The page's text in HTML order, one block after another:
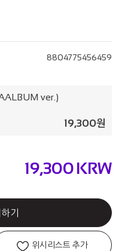
8804775456459
ver.)
19,300원
19,300 KRW
기
위시리스트 추가